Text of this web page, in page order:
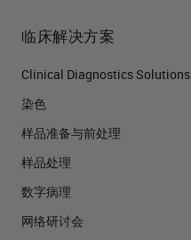
临床解决方案
Clinical Diagnostics Solutions
染色
样品准备与前处理
样品处理
数字病理
网络研讨会